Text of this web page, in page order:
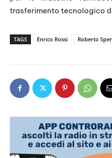
trasferimento tecnologico
TAGS Enrico Rossi Roberto